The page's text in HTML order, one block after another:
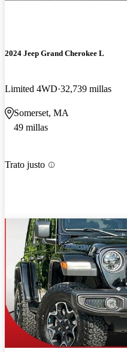
2024 Jeep Grand Cherokee L
Limited 4WD 32,739 millas
Somerset, MA
49 millas
Trato justo